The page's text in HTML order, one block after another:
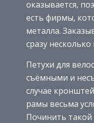
оказывается,
есть фирмы,
металла.
сразу
Петухи для
съёмными и
случае
рамы весьма
Починить